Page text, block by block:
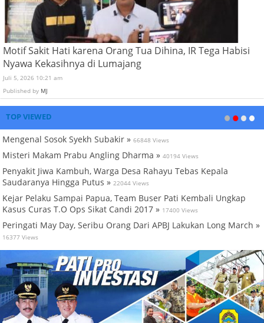
Motif Sakit Hati karena Orang Tua Dihina, IR Tega Habisi
Nyawa Kekasihnya di Lumajang
Juli 5, 2026 10:21 am
Published by MJ
TOP VIEWED
Mengenal Sosok Syekh Subakir » 66848 Views
Misteri Makam Prabu Angling Dharma » 40194 Views
Penyakit Jiwa Kambuh, Warga Desa Rahayu Tebas Kepala
Saudaranya Hingga Putus » 22044 Views
Kejar Pelaku Sampai Papua, Team Buser Pati Kembali Ungkap
Kasus Curas T.O Ops Sikat Candi 2017 » 17400 Views
Peringati May Day, Seribu Orang Dari APBJ Lakukan Long March »
16377 Views